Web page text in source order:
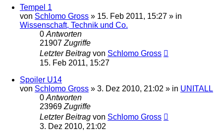
Tempel 1
von Schlomo Gross » 15. Feb 2011, 15:27 » in
Wissenschaft, Technik und Co.
0 Antworten
21907 Zugriffe
Letzter Beitrag von Schlomo Gross
15. Feb 2011, 15:27
Spoiler U14
von Schlomo Gross » 3. Dez 2010, 21:02 » in UNITALL
0 Antworten
23969 Zugriffe
Letzter Beitrag von Schlomo Gross
3. Dez 2010, 21:02